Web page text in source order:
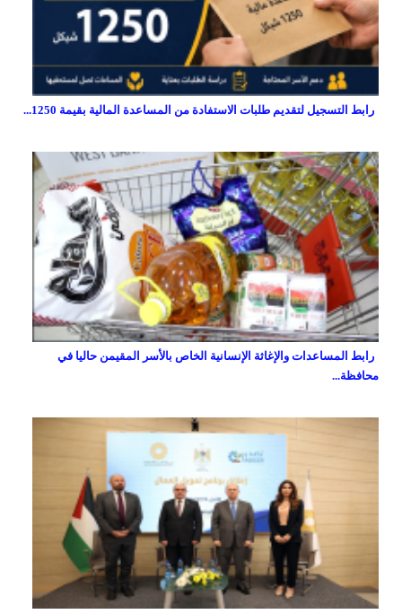
رابط التسجيل لتقديم طلبات الاستفادة من المساعدة المالية بقيمة 1250...
رابط المساعدات والإغاثة الإنسانية الخاص بالأسر المقيمن حاليا في
محافظة...